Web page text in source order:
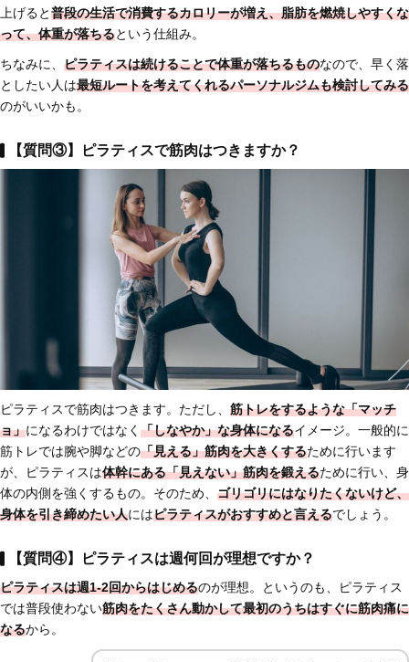
上げると普段の生活で消費するカロリーが増え、脂肪を燃焼しやすくな
って、体重が落ちるという仕組み。
ちなみに、 ピラティスは続けることで体重が落ちるものなので、早く落
としたい人は最短ルートを考えてくれるパーソナルジムも検討してみる
のがいいかも。
【質問③】ピラティスで筋肉はつきますか？
ピラティスで筋肉はつきます。ただし、 筋トレをするような「マッチ
ョ」になるわけではなく 「しなやか」な身体になるイメージ。一般的に
筋トレでは腕や脚などの「見える」筋肉を大きくするために行います
が、ピラティスは体幹にある「見えない」筋肉を鍛えるために行い、身
体の内側を強くするもの。そのため、 ゴリゴリにはなりたくないけど、
身体を引き締めたい人にはピラティスがおすすめと言えるでしょう。
【質問④】ピラティスは週何回が理想ですか？
ピラティスは週1-2回からはじめるのが理想。というのも、ピラティス
では普段使わない筋肉をたくさん動かして最初のうちはすぐに筋肉痛に
なるから。